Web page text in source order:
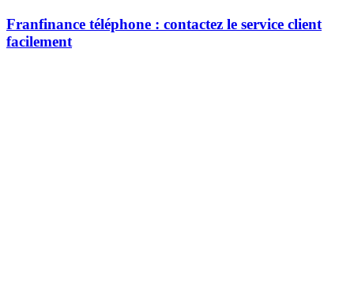
Franfinance téléphone : contactez le service client
facilement